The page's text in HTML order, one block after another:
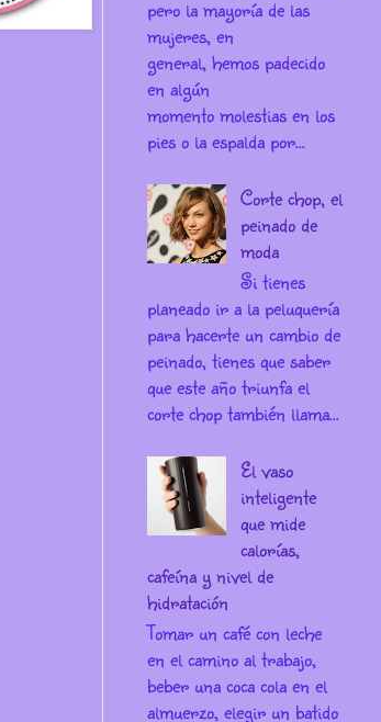
pero la mayoría de las
mujeres, en
general, hemos padecido
en algún
momento molestias en los
pies o la espalda por...
Corte chop, el
peinado de
moda
Si tienes
planeado ir a la peluquería
para hacerte un cambio de
peinado, tienes que saber
que este año triunfa el
corte chop también llama...
El vaso
inteligente
que mide
calorías,
cafeína y nivel de
hidratación
Tomar un café con leche
en el camino al trabajo,
beber una coca cola en el
almuerzo, elegir un batido